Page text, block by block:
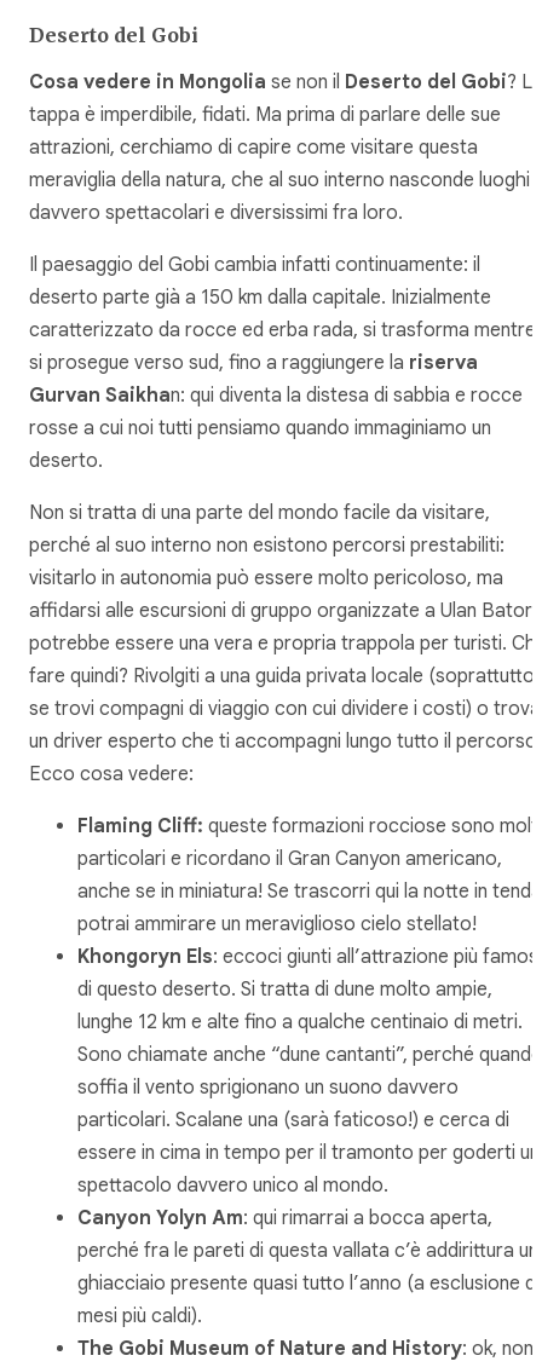
Deserto del Gobi
Cosa vedere in Mongolia se non il Deserto del Gobi? La
tappa è imperdibile, fidati. Ma prima di parlare delle sue
attrazioni, cerchiamo di capire come visitare questa
meraviglia della natura, che al suo interno nasconde luoghi
davvero spettacolari e diversissimi fra loro.
Il paesaggio del Gobi cambia infatti continuamente: il
deserto parte già a 150 km dalla capitale. Inizialmente
caratterizzato da rocce ed erba rada, si trasforma mentre
si prosegue verso sud, fino a raggiungere la riserva
Gurvan Saikhan: qui diventa la distesa di sabbia e rocce
rosse a cui noi tutti pensiamo quando immaginiamo un
deserto.
Non si tratta di una parte del mondo facile da visitare,
perché al suo interno non esistono percorsi prestabiliti:
visitarlo in autonomia può essere molto pericoloso, ma
affidarsi alle escursioni di gruppo organizzate a Ulan Bator
potrebbe essere una vera e propria trappola per turisti.
fare quindi? Rivolgiti a una guida privata locale (soprattutto
se trovi compagni di viaggio con cui dividere i costi) o trova
un driver esperto che ti accompagni lungo tutto il percorso.
Ecco cosa vedere:
Flaming Cliff: queste formazioni rocciose sono
particolari e ricordano il Gran Canyon americano,
anche se in miniatura! Se trascorri qui la notte in tenda
potrai ammirare un meraviglioso cielo stellato!
Khongoryn Els: eccoci giunti all’attrazione più
di questo deserto. Si tratta di dune molto ampie,
lunghe 12 km e alte fino a qualche centinaio di metri.
Sono chiamate anche “dune cantanti”, perché quando
soffia il vento sprigionano un suono davvero
particolari. Scalane una (sarà faticoso!) e cerca di
essere in cima in tempo per il tramonto per goderti
spettacolo davvero unico al mondo.
Canyon Yolyn Am: qui rimarrai a bocca aperta,
perché fra le pareti di questa vallata c’è addirittura un
ghiacciaio presente quasi tutto l’anno (a esclusione
mesi più caldi).
The Gobi Museum of Nature and History: ok, non